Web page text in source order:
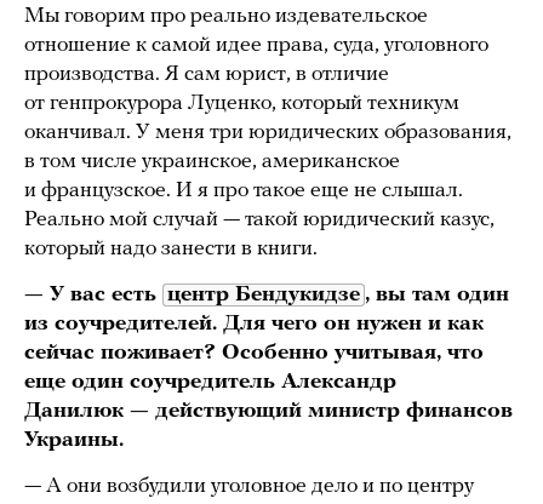
Мы говорим про реально издевательское
отношение к самой идее права, суда, уголовного
производства. Я сам юрист, в отличие
от генпрокурора Луценко, который техникум
оканчивал. У меня три юридических образования,
в том числе украинское, американское
и французское. И я про такое еще не слышал.
Реально мой случай — такой юридический казус,
который надо занести в книги.
— У вас есть центр Бендукидзе , вы там один
из соучредителей. Для чего он нужен и как
сейчас поживает? Особенно учитывая, что
еще один соучредитель Александр
Данилюк — действующий министр финансов
Украины.
— А они возбудили уголовное дело и по центру